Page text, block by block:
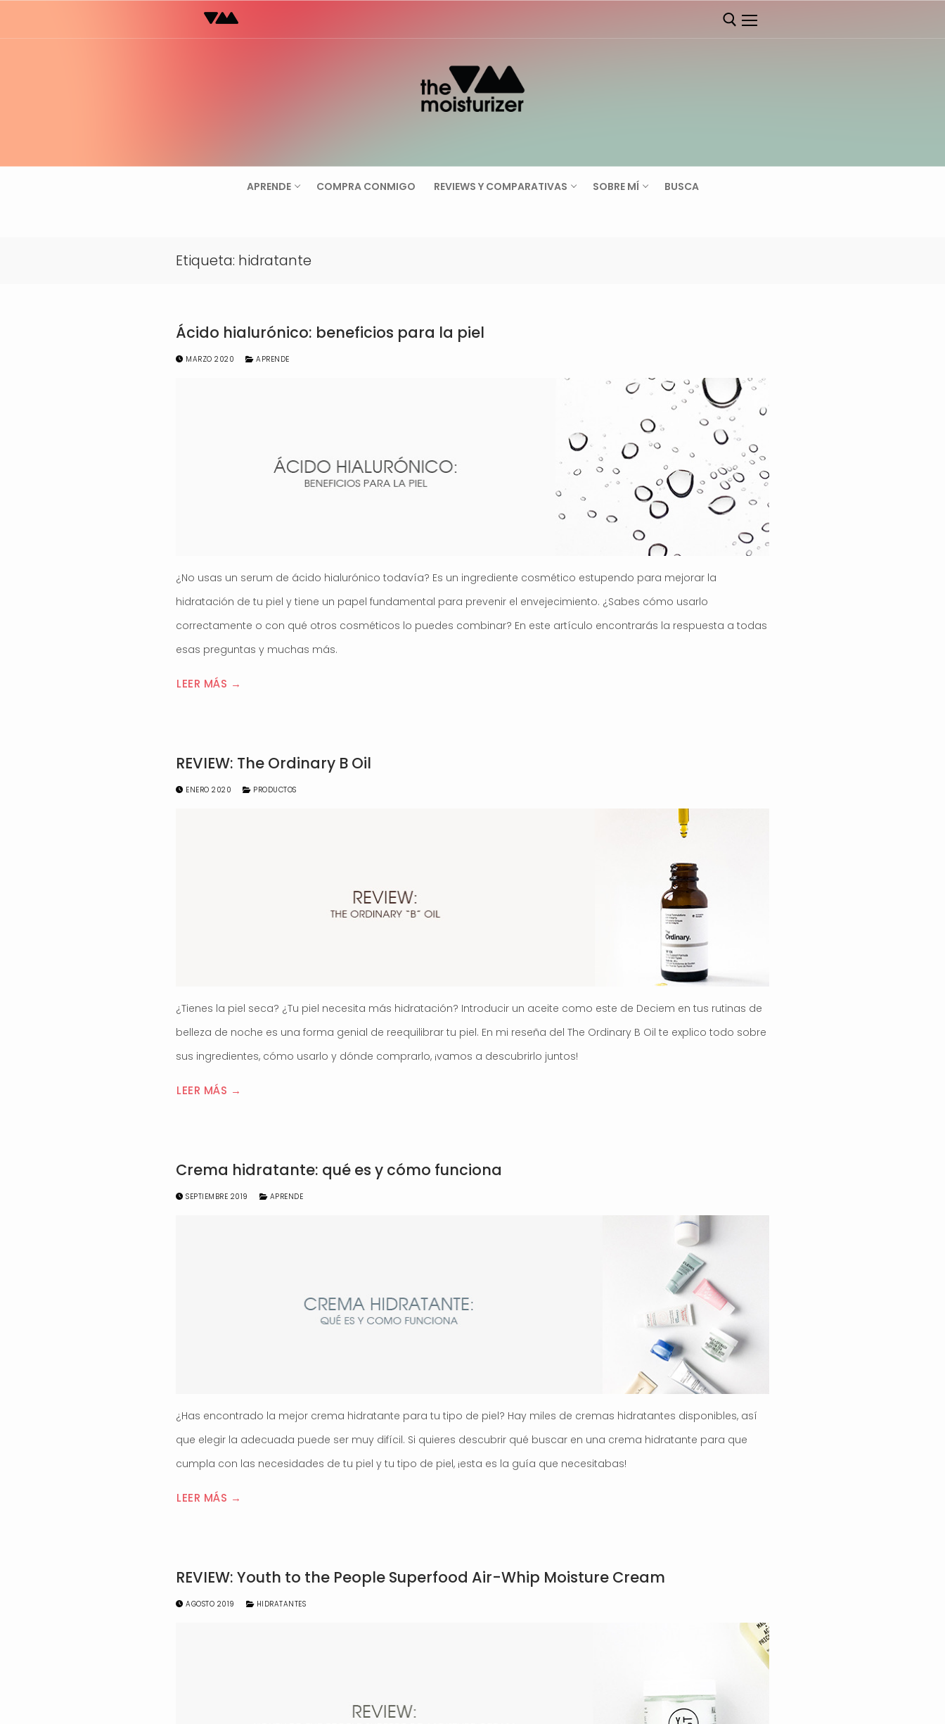
al
APRENDE COMPRA CONMIGO REVIEWS Y COMPARATIVAS SOBRE MÍ BUSCA
Etiqueta: hidratante
Ácido hialurónico: beneficios para la piel
MARZO 2020 APRENDE
¿No usas un serum de ácido hialurónico todavía? Es un ingrediente cosmético estupendo para mejorar la
hidratación de tu piel y tiene un papel fundamental para prevenir el envejecimiento. ¿Sabes cómo usarlo
correctamente o con qué otros cosméticos lo puedes combinar? En este artículo encontrarás la respuesta a todas
esas preguntas y muchas más.
LEER MÁS →
REVIEW: The Ordinary B Oil
ENERO 2020 PRODUCTOS
¿Tienes la piel seca? ¿Tu piel necesita más hidratación? Introducir un aceite como este de Deciem en tus rutinas de
belleza de noche es una forma genial de reequilibrar tu piel. En mi reseña del The Ordinary B Oil te explico todo sobre
sus ingredientes, cómo usarlo y dónde comprarlo, ¡vamos a descubrirlo juntos!
LEER MÁS →
Crema hidratante: qué es y cómo funciona
SEPTIEMBRE 2019 APRENDE
¿Has encontrado la mejor crema hidratante para tu tipo de piel? Hay miles de cremas hidratantes disponibles, así
que elegir la adecuada puede ser muy difícil. Si quieres descubrir qué buscar en una crema hidratante para que
cumpla con las necesidades de tu piel y tu tipo de piel, ¡esta es la guía que necesitabas!
LEER MÁS →
REVIEW: Youth to the People Superfood Air-Whip Moisture Cream
AGOSTO 2019 HIDRATANTES